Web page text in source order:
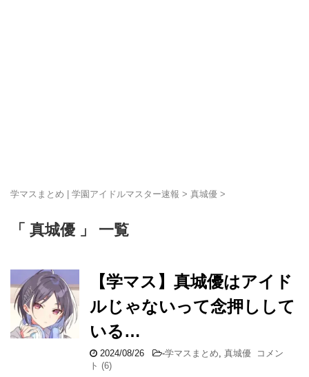
学マスまとめ | 学園アイドルマスター速報 > 真城優 >
「 真城優 」 一覧
【学マス】真城優はアイド
ルじゃないって念押しして
いる…
2024/08/26 -学マスまとめ 真城優
コメン
ト (6)